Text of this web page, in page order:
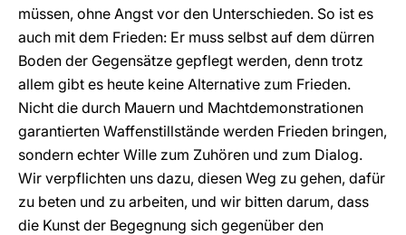
müssen, ohne Angst vor den Unterschieden. So ist es
auch mit dem Frieden: Er muss selbst auf dem dürren
Boden der Gegensätze gepflegt werden, denn trotz
allem gibt es heute keine Alternative zum Frieden.
Nicht die durch Mauern und Machtdemonstrationen
garantierten Waffenstillstände werden Frieden bringen,
sondern echter Wille zum Zuhören und zum Dialog.
Wir verpflichten uns dazu, diesen Weg zu gehen, dafür
zu beten und zu arbeiten, und wir bitten darum, dass
die Kunst der Begegnung sich gegenüber den